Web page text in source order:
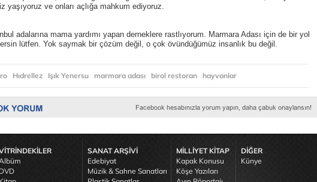
yaşıyoruz ve onları açlığa mahkum ediyoruz.
adalarına mama yardımı yapan derneklere rastlıyorum. Marmara Adası için de bir yol
lütfen. Yok saymak bir çözüm değil, o çok övündüğümüz insanlık bu değil.
Hıdrellez Işık Yenersu marmara adası birol restoran hayvanlar
DVD
SANAT ARŞİVİ
Edebiyat
Müzik & Sahne Sanatları
MİLLİYET KİTAP
Kapak Konusu
Köşe Yazıları
DİĞER
Künye